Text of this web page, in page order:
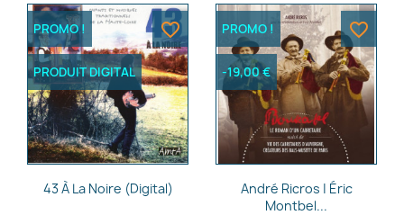
 Aperçu rapide
43 À La Noire (Digital)
PROMO !
PRODUIT DIGITAL
favorite_border
Aperçu rapide
André Ricros | Éric
Montbel...
PROMO !
-19,00 €
favorite_border